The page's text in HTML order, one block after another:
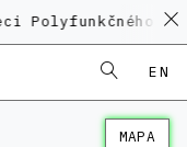
domu na
EN
MAPA